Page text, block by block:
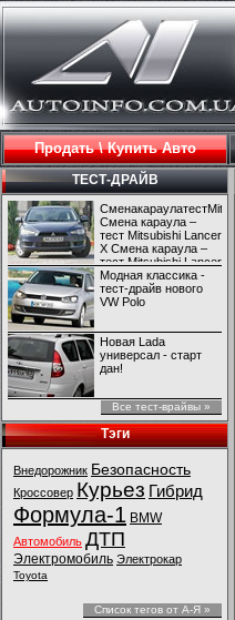
Продать \ Купить Авто
ТЕСТ-ДРАЙВ
Смена караула –
тест Mitsubishi Lancer
X Смена караула –
тест Mitsubishi Lancer
X
Модная классика -
тест-драйв нового
VW Polo
Новая Lada
универсал - старт
дан!
Все тест-врайвы »
Тэги
Внедорожник Безопасность
Кроссовер Курьез Гибрид
Формула-1 BMW
Автомобиль ДТП
Электромобиль Электрокар
Toyota
Список тегов от А-Я »